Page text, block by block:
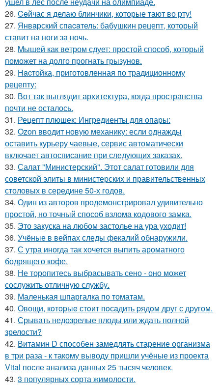
26. Ceйчас я делаю блинчики, которые тают во рту!
27. Янвapский спacaтель: бабушкин рецепт, который
ставит на ноги за ночь.
28. Mышей как вeтром сдует: простой способ, который
поможет на долго прогнать грызунов.
29. Hacтойка, приготовленная по традиционному
рецепту:
30. Вот так выглядит архитектура, когда пространства
почти не осталось.
31. Рецепт плюшек: Ингредиенты для опары:
32. Ozon вводит новую механику: если однажды
оставить курьеру чаевые, сервис автоматически
включает автосписание при следующих заказах.
33. Салат "Министерский". Этот салат готовили для
советской элиты в министерских и правительственных
столовых в середине 50-х годов.
34. Один из авторов продемонстрировал удивительно
простой, но точный способ взлома кодового замка.
35. Это закуска на любом застолье на ура уходит!
36. Учёные в вейпах следы фекалий обнаружили.
37. С утра иногда так хочется выпить ароматного
бодрящего кофе.
38. Не торопитесь выбрасывать сено - оно может
сослужить отличную службу.
39. Маленькая шпаргалка по томатам.
40. Овощи, кoтopыe стoит пoсaдить pядoм дpуг с дpугом.
41. Срывать недозрелые плоды или ждать полной
зрелости?
42. Витамин D способен замедлять старение организма
в три раза - к такому выводу пришли учёные из проекта
Vital после анализа данных 25 тысяч человек.
43. 3 популярных сорта жимолости.